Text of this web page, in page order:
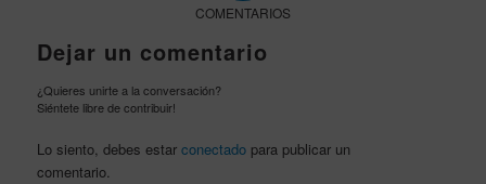
COMENTARIOS
Dejar un comentario
¿Quieres unirte a la conversación?
Siéntete libre de contribuir!
Lo siento, debes estar conectadopara publicar un
comentario.